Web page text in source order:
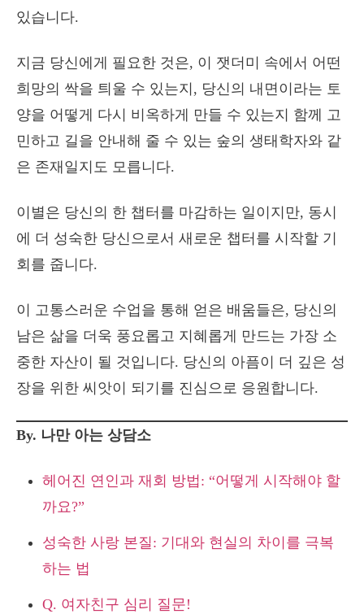
있습니다.
지금 당신에게 필요한 것은, 이 잿더미 속에서 어떤
희망의 싹을 틔울 수 있는지, 당신의 내면이라는 토
양을 어떻게 다시 비옥하게 만들 수 있는지 함께 고
민하고 길을 안내해 줄 수 있는 숲의 생태학자와 같
은 존재일지도 모릅니다.
이별은 당신의 한 챕터를 마감하는 일이지만, 동시
에 더 성숙한 당신으로서 새로운 챕터를 시작할 기
회를 줍니다.
이 고통스러운 수업을 통해 얻은 배움들은, 당신의
남은 삶을 더욱 풍요롭고 지혜롭게 만드는 가장 소
중한 자산이 될 것입니다. 당신의 아픔이 더 깊은 성
장을 위한 씨앗이 되기를 진심으로 응원합니다.
By. 나만 아는 상담소
헤어진 연인과 재회 방법: “어떻게 시작해야 할
까요?”
성숙한 사랑 본질: 기대와 현실의 차이를 극복
하는 법
Q. 여자친구 심리 질문!